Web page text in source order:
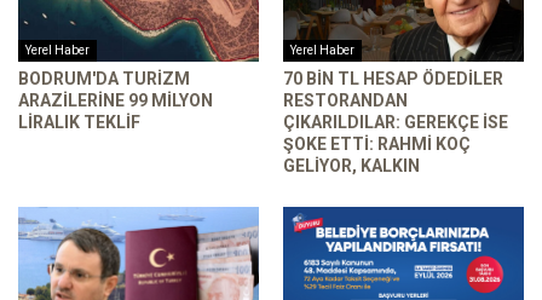
Yerel Haber
BODRUM'DA TURIZM
ARAZILERINE 99 MILYON
LIRALIK TEKLIF
Yerel Haber
70 BIN TL HESAP ÖDEDILER
RESTORANDAN
ÇIKARILDILAR: GEREKÇE ISE
ŞOKE ETTI: RAHMI KOÇ
GELIYOR, KALKIN